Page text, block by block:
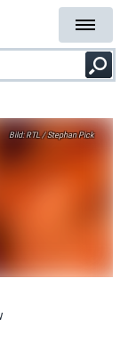
RTL / Stephan Pick